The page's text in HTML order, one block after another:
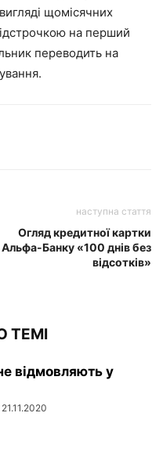
щомісячних
на перший
переводить на
наступна стаття
Огляд кредитної картки
Альфа-Банку «100 днів без
відсотків»
ТЕМІ
відмовляють у
21.11.2020